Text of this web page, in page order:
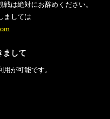
は絶対にお辞めください。
ましては
まして
が可能です。